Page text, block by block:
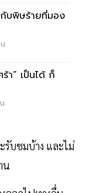
กับพิษร้ายที่มอง
.
ร้า” เป็นได้ ก็
.
รับชมบ้าง และไม่
น